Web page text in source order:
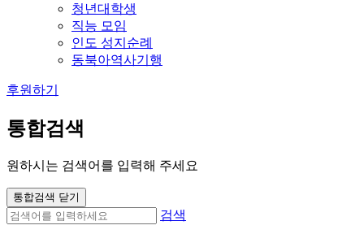
청년대학생
직능 모임
인도 성지순례
동북아역사기행
후원하기
통합검색
원하시는 검색어를 입력해 주세요
통합검색 닫기
검색